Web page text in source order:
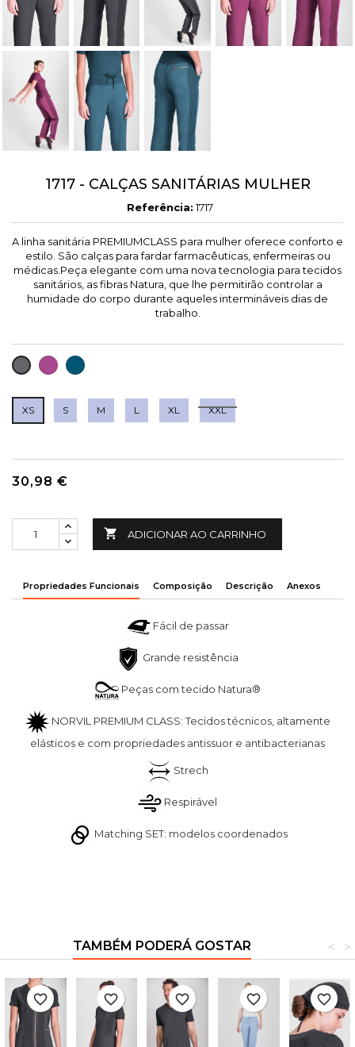
1717 - CALÇAS SANITÁRIAS MULHER
Referência: 1717
A linha sanitária PREMIUMCLASS para mulher oferece conforto e
estilo. São calças para fardar farmacêuticas, enfermeiras ou
médicas.Peça elegante com uma nova tecnologia para tecidos
sanitários, as fibras Natura, que lhe permitirão controlar a
humidade do corpo durante aqueles intermináveis ​​dias de
trabalho.
CINZA
ESCURO
FÚCSIAPETROLEO
XS S M L XL XXL
30,98 €
 ADICIONAR AO CARRINHO
Propriedades Funcionais Composição Descrição Anexos
Fácil de passar
Grande resistência
Peças com tecido Natura®
NORVIL PREMIUM CLASS: Tecidos técnicos, altamente
elásticos e com propriedades antissuor e antibacterianas
Strech
Respirável
Matching SET: modelos coordenados
TAMBÉM PODERÁ GOSTAR >
<
favorite_border favorite_border favorite_border favorite_border favorite_border